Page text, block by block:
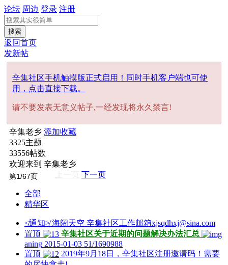
论坛 周边 登录 注册
搜索
返回首页
发新帖
辛集社区手机触摸版正式启用！同时手机客户端也可使
用，点击直接下载。
请不要发表无意义帖子,一经发现将永久禁言!
辛集老乡 添加收藏
3325主题
33556帖数
欢迎来到 辛集老乡
下一页
全部
精华区
≮通知≯ 海阔天空 辛集社区工作邮箱xjsqdhxj@sina.com
置顶
辛集社区关于近期的问题解决办法汇总
aning 2015-01-03 51/1690988
置顶
2019年9月18日，辛集社区注册邀请码！需要